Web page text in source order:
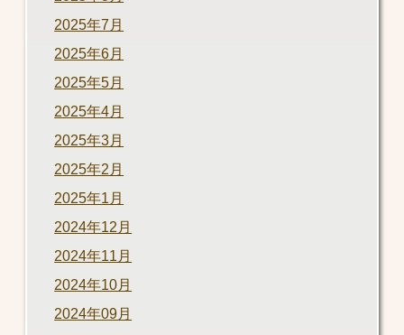
2025年7月
2025年6月
2025年5月
2025年4月
2025年3月
2025年2月
2025年1月
2024年12月
2024年11月
2024年10月
2024年09月